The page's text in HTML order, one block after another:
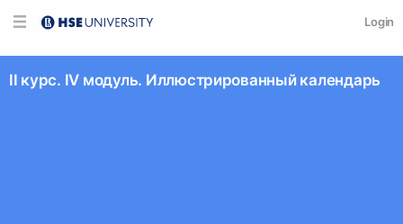
Login
II курс. IV модуль. Иллюстрированный календарь